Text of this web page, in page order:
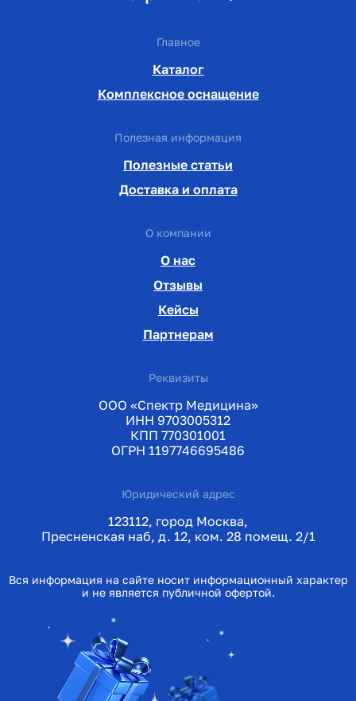
Главное
Каталог
Комплексное оснащение
Полезная информация
Полезные статьи
Доставка и оплата
О компании
О нас
Отзывы
Кейсы
Партнерам
Реквизиты
ООО «Спектр Медицина»
ИНН 9703005312
КПП 770301001
ОГРН 1197746695486
Юридический адрес
123112, город Москва,
Пресненская наб, д. 12, ком. 28 помещ. 2/1
Вся информация на сайте носит информационный характер
и не является публичной офертой.